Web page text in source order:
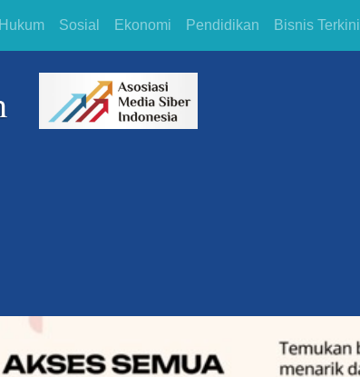
Hukum Sosial Ekonomi Pendidikan Bisnis Terkini